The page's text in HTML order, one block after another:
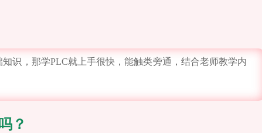
识，那学PLC就上手很快，能触类旁通，结合老师教学内
？